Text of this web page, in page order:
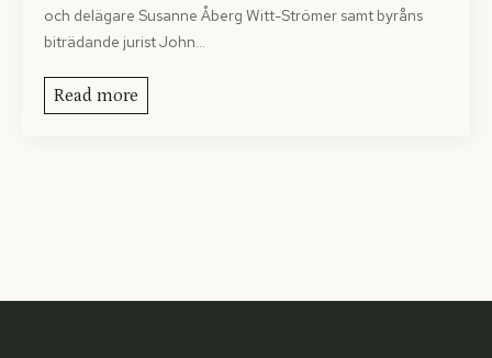
och delägare Susanne Åberg Witt-Strömer samt byråns
biträdande jurist John…
Read more